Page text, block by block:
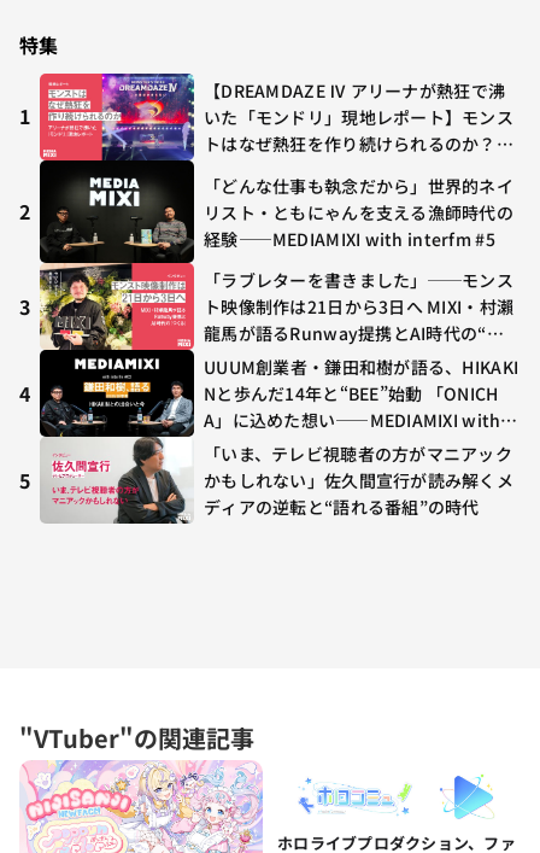
"VTuber"の関連記事
ホロライブプロダクション、ファ
特集
1
【DREAMDAZE Ⅳ アリーナが熱狂で沸
いた「モンドリ」現地レポート】モンス
トはなぜ熱狂を作り続けられるのか？コ
や、兎田ぺこら、壱百満天原サロメらも
集結
2
「どんな仕事も執念だから」世界的ネイ
リスト・ともにゃんを支える漁師時代の
経験——MEDIAMIXI with interfm #5
3
「ラブレターを書きました」──モンス
ト映像制作は21日から3日へ MIXI・村瀨
龍馬が語るRunway提携とAI時代の“つ
くる”
4
UUUM創業者・鎌田和樹が語る、HIKAKI
Nと歩んだ14年と“BEE”始動 「ONICH
A」に込めた想い——MEDIAMIXI with in
terfm #3
5
「いま、テレビ視聴者の方がマニアック
かもしれない」佐久間宣行が読み解くメ
ディアの逆転と“語れる番組”の時代